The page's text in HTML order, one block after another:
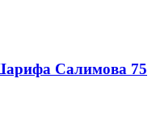
Салимова 75